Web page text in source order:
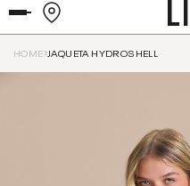
HOME JAQUETA HYDROSHELL